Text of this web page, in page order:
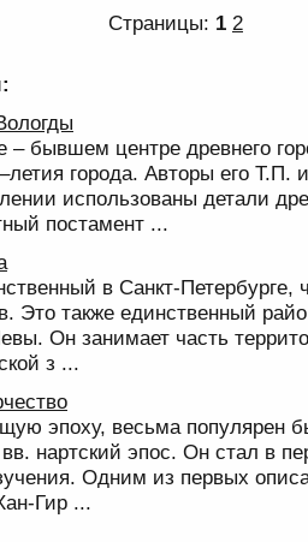
Страницы: 1 2
бывшем центре древнего
города. Авторы его Т.П.
использованы детали
постамент ...
в Санкт-Петербурге,
Это также единственный
Он занимает часть
з ...
эпоху, весьма популярен
нартский эпос. Он стал в
Одним из первых
Гир ...